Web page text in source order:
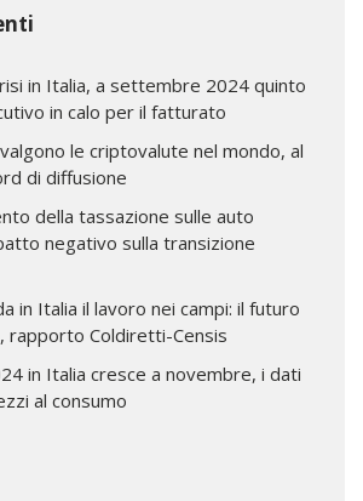
in Italia, a settembre 2024 quinto
in calo per il fatturato
le criptovalute nel mondo, al
di diffusione
della tassazione sulle auto
negativo sulla transizione
in Italia il lavoro nei campi: il futuro
rapporto Coldiretti-Censis
in Italia cresce a novembre, i dati
al consumo